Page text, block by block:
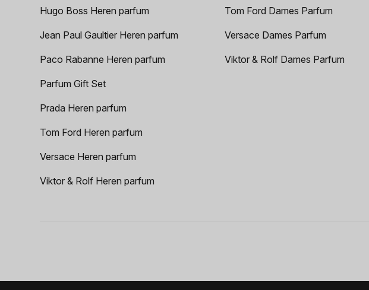
Hugo Boss Heren parfum
Jean Paul Gaultier Heren parfum
Paco Rabanne Heren parfum
Parfum Gift Set
Prada Heren parfum
Tom Ford Heren parfum
Versace Heren parfum
Viktor & Rolf Heren parfum
Tom Ford Dames Parfum
Versace Dames Parfum
Viktor & Rolf Dames Parfum